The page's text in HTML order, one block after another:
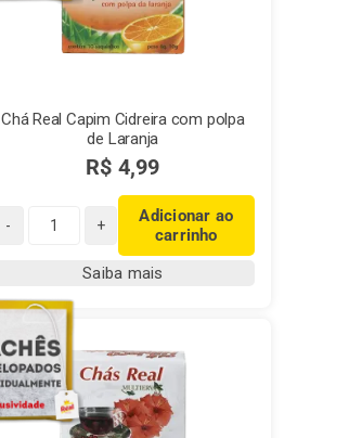
Chá Real Capim Cidreira com polpa
de Laranja
R$ 4,99
Chá
Real
Cidreira
com
polpa
de
Laranja
Adicionar ao
carrinho
Saiba mais